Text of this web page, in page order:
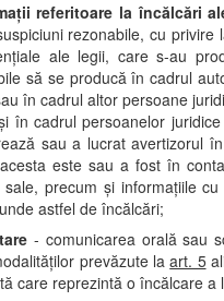
referitoare la încălcări
rezonabile, cu privire
ale legii, care s-au
să se producă în cadrul
în cadrul altor persoane
în cadrul persoanelor
sau a lucrat avertizorul
este sau a fost în
sale, precum şi informaţiile
astfel de încălcări;
- comunicarea orală sau
prevăzute laart. 5
care reprezintă o încălcare a